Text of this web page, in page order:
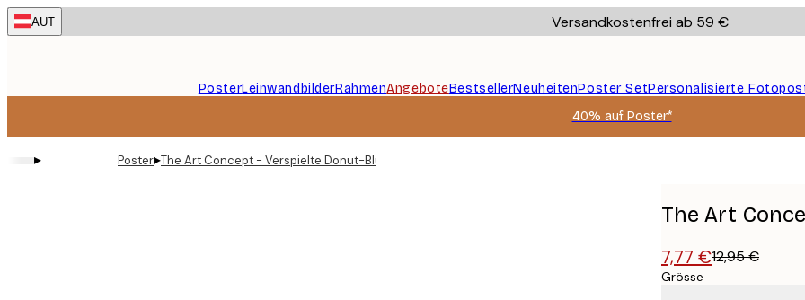
Skip
to
AUT Versandkostenfrei ab 59 €
PosterLeinwandbilderRahmenAngeboteBestsellerNeuheitenPoster SetPersonalisierte
40% auf Poster*
▸ Poster▸The Art Concept - Verspielte Donut-Blüten Poster
The Art
7,77 €12,95 €
Grösse